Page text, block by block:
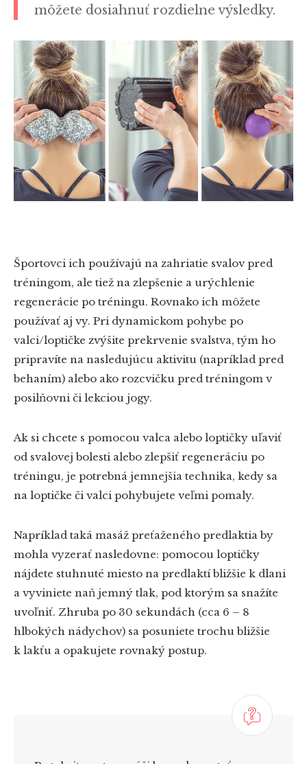
môžete dosiahnuť rozdielne výsledky.
Športovci ich používajú na zahriatie svalov pred
tréningom, ale tiež na zlepšenie a urýchlenie
regenerácie po tréningu. Rovnako ich môžete
používať aj vy. Pri dynamickom pohybe po
valci/loptičke zvýšite prekrvenie svalstva, tým ho
pripravíte na nasledujúcu aktivitu (napríklad pred
behaním) alebo ako rozcvičku pred tréningom v
posilňovni či lekciou jogy.
Ak si chcete s pomocou valca alebo loptičky uľaviť
od svalovej bolesti alebo zlepšiť regeneráciu po
tréningu, je potrebná jemnejšia technika, kedy sa
na loptičke či valci pohybujete veľmi pomaly.
Napríklad taká masáž preťaženého predlaktia by
mohla vyzerať nasledovne: pomocou loptičky
nájdete stuhnuté miesto na predlaktí bližšie k dlani
a vyviniete naň jemný tlak, pod ktorým sa snažíte
uvoľniť. Zhruba po 30 sekundách (cca 6 – 8
hlbokých nádychov) sa posuniete trochu bližšie
k lakťu a opakujete rovnaký postup.